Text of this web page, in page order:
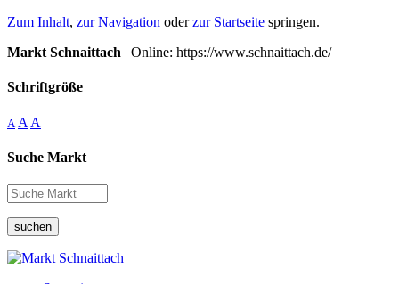
Zum Inhalt, zur Navigation oderzur Startseite springen.
Markt Schnaittach | Online: https://www.schnaittach.de/
Schriftgröße
A A A
Suche Markt
suchen